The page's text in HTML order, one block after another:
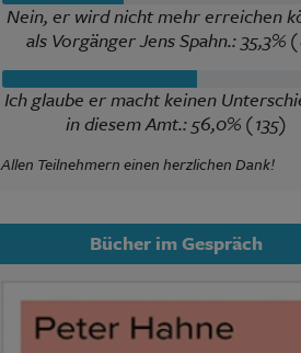
Nein, er wird nicht mehr erreichen
als Vorgänger Jens Spahn.: 35,3%
Ich glaube er macht keinen
in diesem Amt.: 56,0% (135)
Allen Teilnehmern einen herzlichen Dank!
Bücher im Gespräch